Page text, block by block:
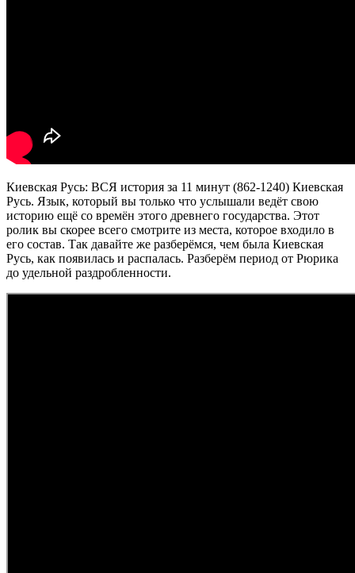
Киевская Русь: ВСЯ история за 11 минут (862-1240) Киевская
Русь. Язык, который вы только что услышали ведёт свою
историю ещё со времён этого древнего государства. Этот
ролик вы скорее всего смотрите из места, которое входило в
его состав. Так давайте же разберёмся, чем была Киевская
Русь, как появилась и распалась. Разберём период от Рюрика
до удельной раздробленности.